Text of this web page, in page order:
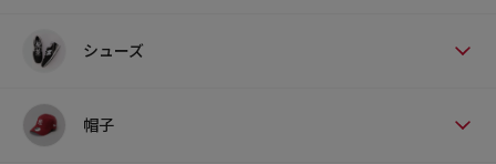
シューズ
帽子